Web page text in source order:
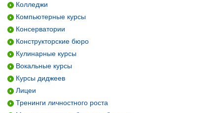
Колледжи
Компьютерные курсы
Консерватории
Конструкторские бюро
Кулинарные курсы
Вокальные курсы
Курсы диджеев
Лицеи
Тренинги личностного роста